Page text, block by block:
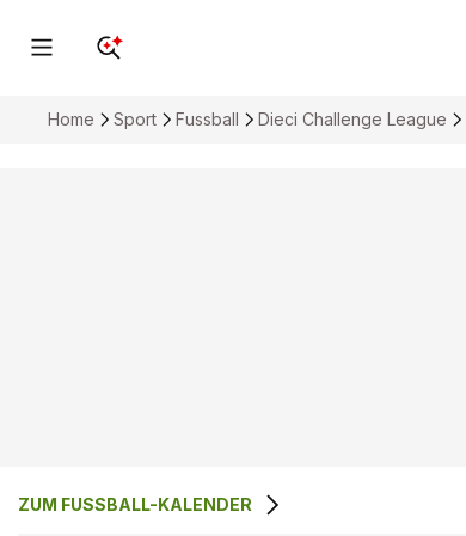
Home Sport Fussball Dieci Challenge League
ZUM FUSSBALL-KALENDER